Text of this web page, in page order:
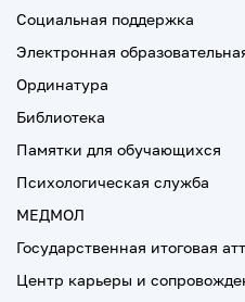
Социальная поддержка
Электронная
Ординатура
Библиотека
Памятки для обучающихся
Психологическая служба
МЕДМОЛ
Государственная итоговая
Центр карьеры и